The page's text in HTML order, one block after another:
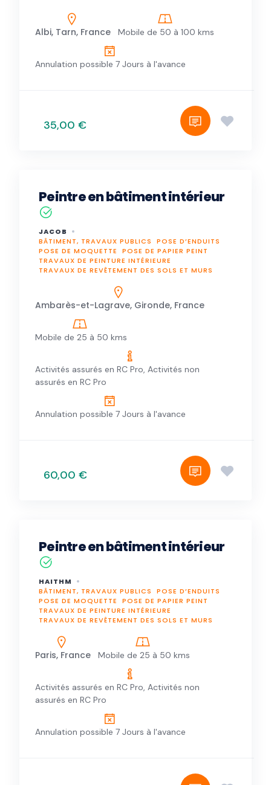
Albi, Tarn, France Mobile de 50 à 100 kms
Annulation possible 7 Jours à l'avance
35,00 €
Peintre en bâtiment intérieur
JACOB
BÂTIMENT, TRAVAUX PUBLICS
POSE D’ENDUITS
POSE DE MOQUETTE
POSE DE PAPIER PEINT
TRAVAUX DE PEINTURE INTÉRIEURE
TRAVAUX DE REVÊTEMENT DES SOLS ET MURS
Ambarès-et-Lagrave, Gironde, France
Mobile de 25 à 50 kms
Activités assurés en RC Pro, Activités non
assurés en RC Pro
Annulation possible 7 Jours à l'avance
60,00 €
Peintre en bâtiment intérieur
HAITHM
BÂTIMENT, TRAVAUX PUBLICS
POSE D’ENDUITS
POSE DE MOQUETTE
POSE DE PAPIER PEINT
TRAVAUX DE PEINTURE INTÉRIEURE
TRAVAUX DE REVÊTEMENT DES SOLS ET MURS
Paris, France Mobile de 25 à 50 kms
Activités assurés en RC Pro, Activités non
assurés en RC Pro
Annulation possible 7 Jours à l'avance